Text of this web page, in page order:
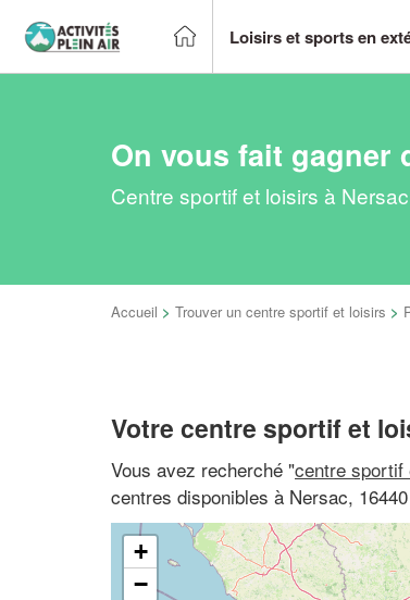
Loisirs et sports en
On vous fait gagner
Centre sportif et loisirs à
Accueil > Trouver un centre sportif et loisirs >
Votre centre sportif et
Vous avez recherché "centre sportif
centres disponibles à Nersac,
+
−